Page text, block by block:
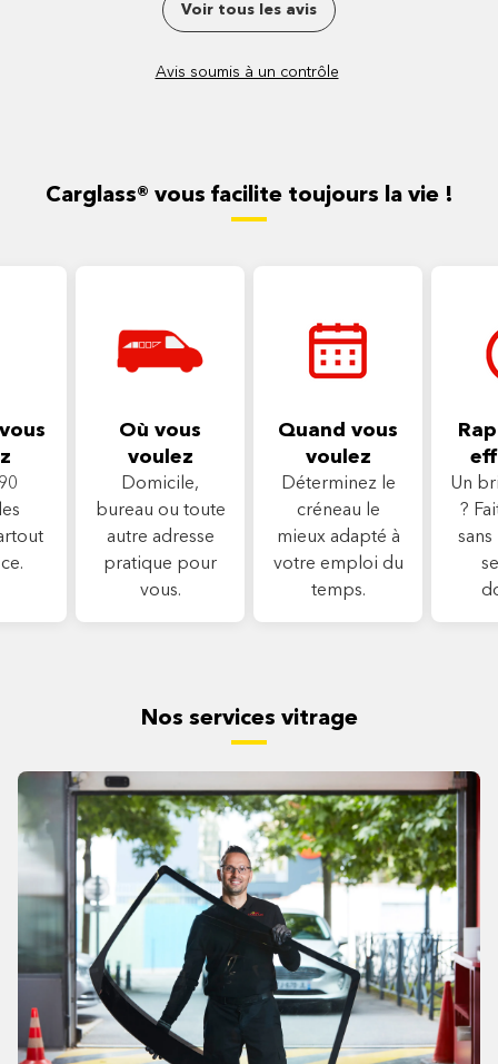
Voir tous les avis
Avis soumis à un contrôle
Carglass® vous facilite toujours la vie !
Où vous
voulez
Domicile,
bureau ou toute
autre adresse
pratique pour
vous.
Quand vous
voulez
Déterminez le
créneau le
mieux adapté à
votre emploi du
temps.
Un
?
sans
Nos services vitrage